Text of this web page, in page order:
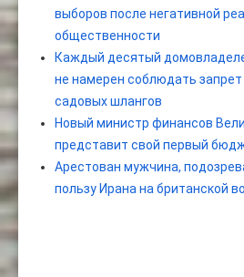
выборов после негативной
общественности
Каждый десятый
не намерен соблюдать
садовых шлангов
Новый министр финансов
представит свой первый
Арестован мужчина,
пользу Ирана на британской